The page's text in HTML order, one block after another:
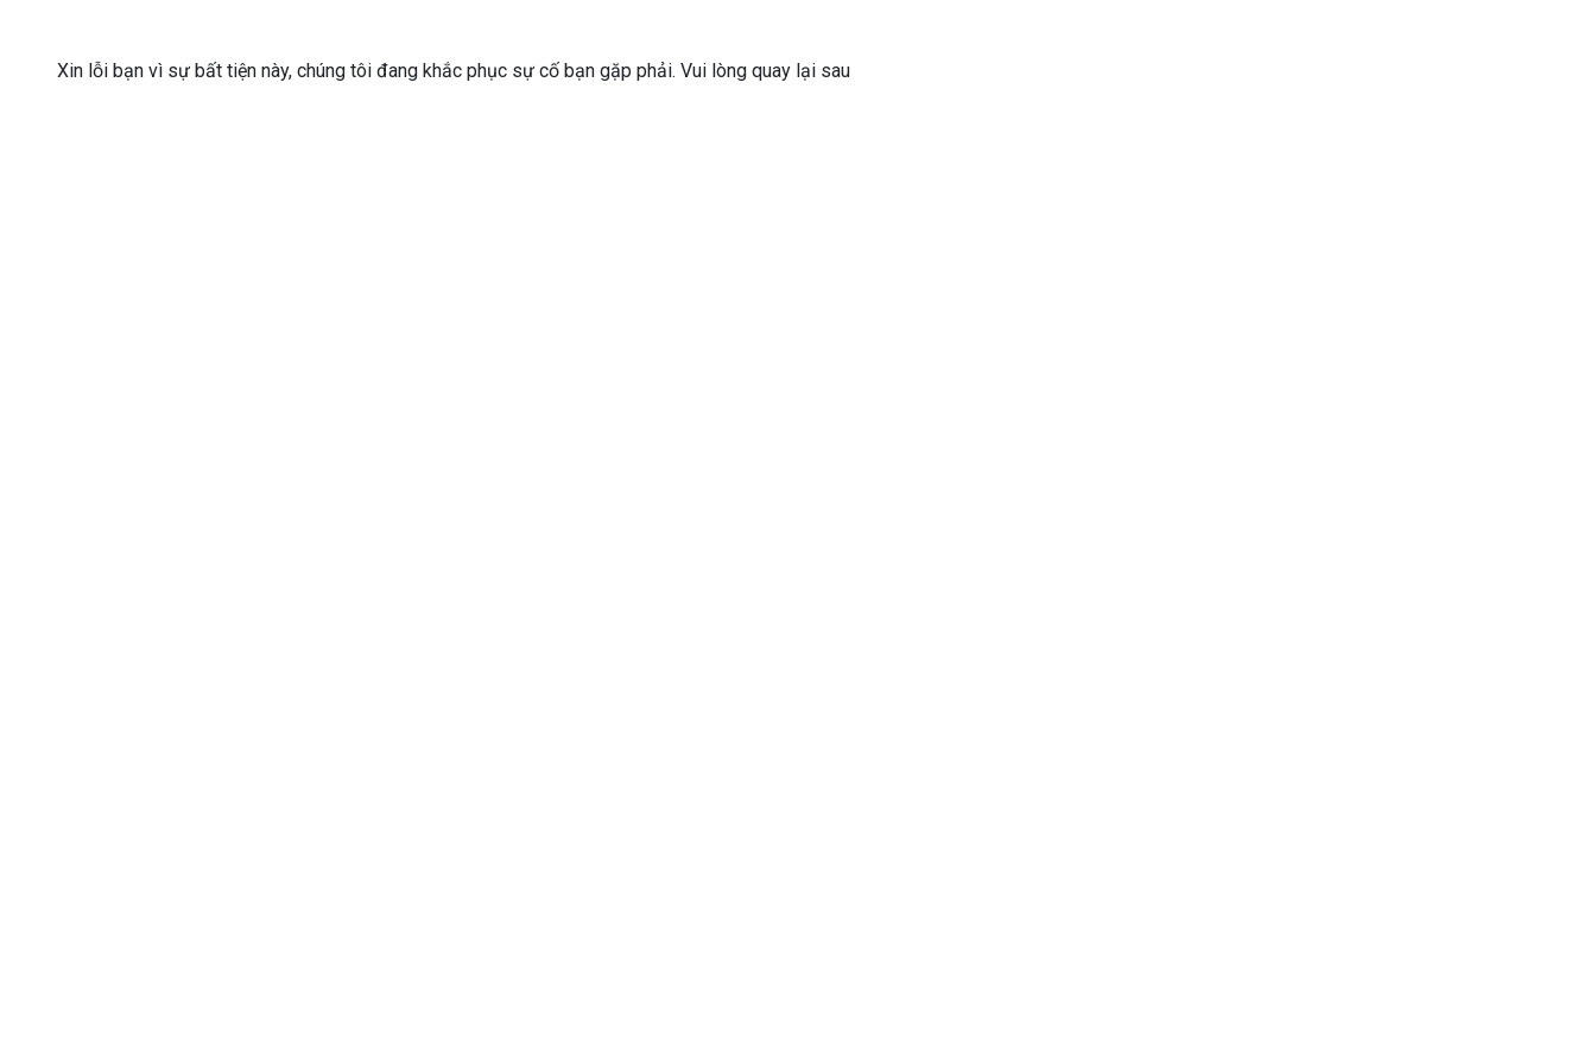
Xin lỗi bạn vì sự bất tiện này, chúng tôi đang khắc phục sự cố bạn gặp phải. Vui lòng quay lại sau